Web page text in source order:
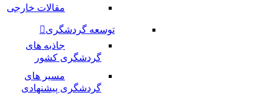
مقالات خارجی
توسعه گردشگری
جاذبه های
گردشگری کشور
مسیر های
گردشگری پیشنهادی